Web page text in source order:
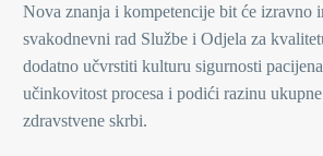
Nova znanja i kompetencije bit će izravno
svakodnevni rad Službe i Odjela za
dodatno učvrstiti kulturu sigurnosti
učinkovitost procesa i podići razinu
zdravstvene skrbi.